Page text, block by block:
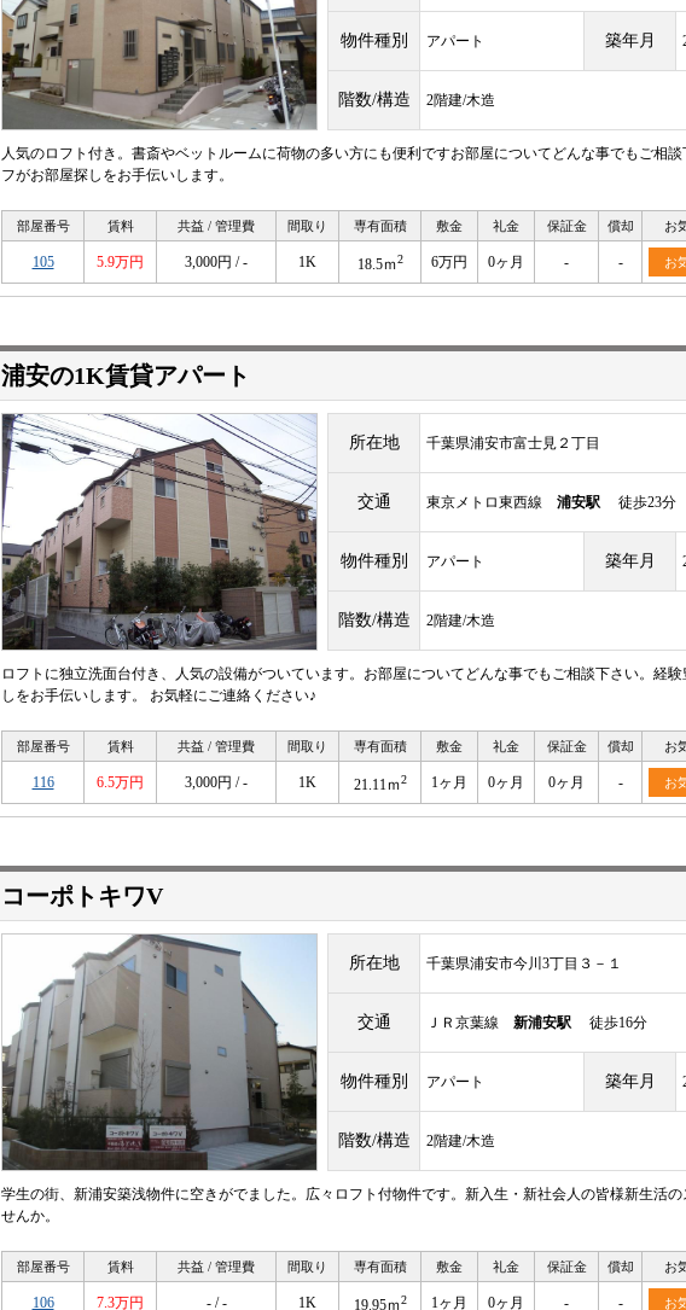
物件種別 アパート 築年月
階数/構造 2階建/木造
人気のロフト付き。書斎やベットルームに荷物の多い方にも便利ですお部屋についてどんな事でもご相
フがお部屋探しをお手伝いします。
部屋番号 賃料 共益 / 管理費 間取り 専有面積 敷金 礼金 保証金 償却 お
105 5.9万円 3,000円 / - 1K 18.5ｍ2 6万円 0ヶ月 - - お
浦安の1K賃貸アパート
所在地 千葉県浦安市富士見２丁目
交通 東京メトロ東西線 浦安駅 徒歩23分
物件種別 アパート 築年月
階数/構造 2階建/木造
ロフトに独立洗面台付き、人気の設備がついています。お部屋についてどんな事でもご相談下さい。経
しをお手伝いします。 お気軽にご連絡ください♪
部屋番号 賃料 共益 / 管理費 間取り 専有面積 敷金 礼金 保証金 償却 お
116 6.5万円 3,000円 / - 1K 21.11ｍ2 1ヶ月 0ヶ月 0ヶ月 - お
コーポトキワV
所在地 千葉県浦安市今川3丁目３－１
交通 ＪＲ京葉線 新浦安駅 徒歩16分
物件種別 アパート 築年月
階数/構造 2階建/木造
学生の街、新浦安築浅物件に空きがでました。広々ロフト付物件です。新入生・新社会人の皆様新生活の
せんか。
部屋番号 賃料 共益 / 管理費 間取り 専有面積 敷金 礼金 保証金 償却 お
106 7.3万円 - / - 1K 19.95ｍ2 1ヶ月 0ヶ月 - - お